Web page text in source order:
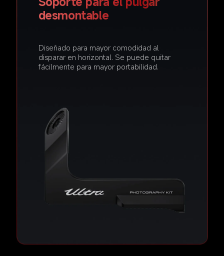
desmontable
Diseñado para mayor comodidad al
disparar en horizontal. Se puede quitar
fácilmente para mayor portabilidad.